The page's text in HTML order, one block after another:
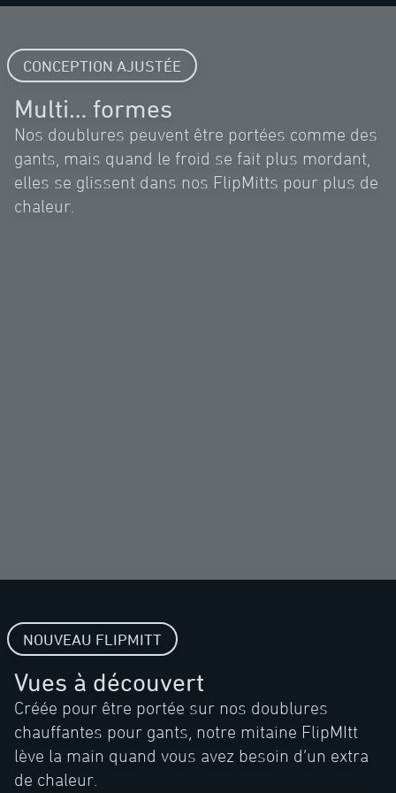
CONCEPTION AJUSTÉE
Multi… formes
Nos doublures peuvent être portées comme des
gants, mais quand le froid se fait plus mordant,
elles se glissent dans nos FlipMitts pour plus de
chaleur.
NOUVEAU FLIPMITT
Vues à découvert
Créée pour être portée sur nos doublures
chauffantes pour gants, notre mitaine FlipMItt
lève la main quand vous avez besoin d’un extra
de chaleur.